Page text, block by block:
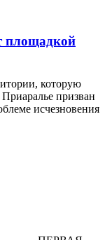
площадкой
которую
призван
исчезновения